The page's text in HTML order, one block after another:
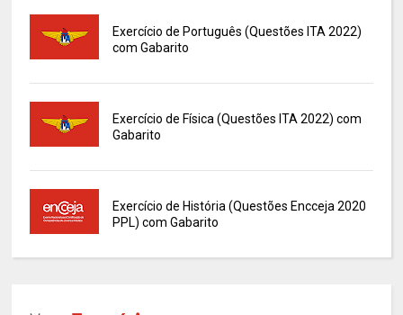
Exercício de Português (Questões ITA 2022)
com Gabarito
Exercício de Física (Questões ITA 2022) com
Gabarito
Exercício de História (Questões Encceja 2020
PPL) com Gabarito